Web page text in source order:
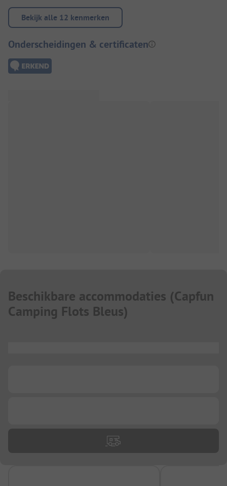
Bekijk alle 12 kenmerken
Onderscheidingen & certificaten
Beschikbare accommodaties (Capfun
Camping Flots Bleus)